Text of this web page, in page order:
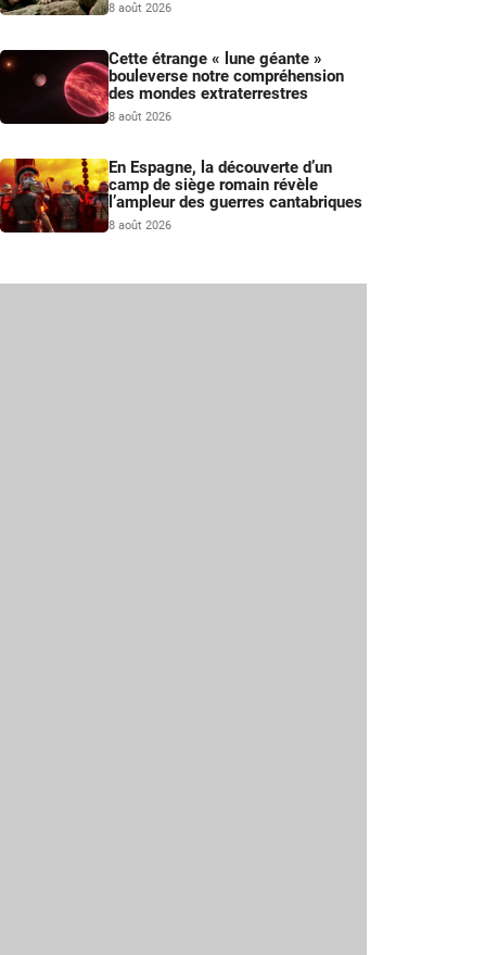
8 août 2026
Cette étrange « lune géante »
bouleverse notre compréhension
des mondes extraterrestres
8 août 2026
En Espagne, la découverte d’un
camp de siège romain révèle
l’ampleur des guerres cantabriques
8 août 2026